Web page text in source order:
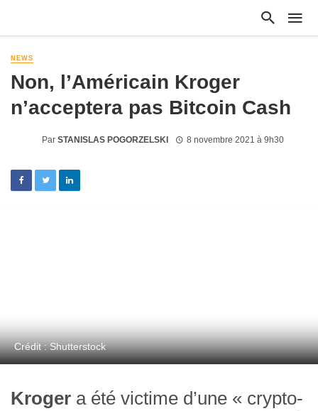
NEWS
Non, l’Américain Kroger
n’acceptera pas Bitcoin Cash
Par STANISLAS POGORZELSKI 8 novembre 2021 à 9h30
Crédit : Shutterstock
Kroger a été victime d’une « crypto-